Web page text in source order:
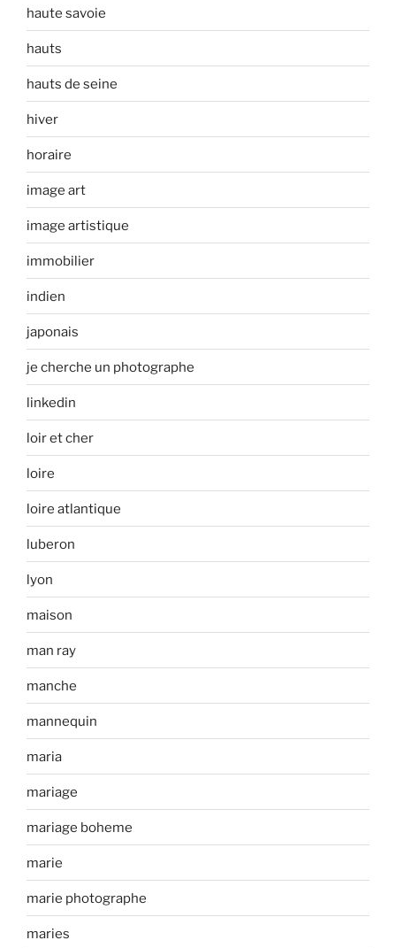
haute savoie
hauts
hauts de seine
hiver
horaire
image art
image artistique
immobilier
indien
japonais
je cherche un photographe
linkedin
loir et cher
loire
loire atlantique
luberon
lyon
maison
man ray
manche
mannequin
maria
mariage
mariage boheme
marie
marie photographe
maries